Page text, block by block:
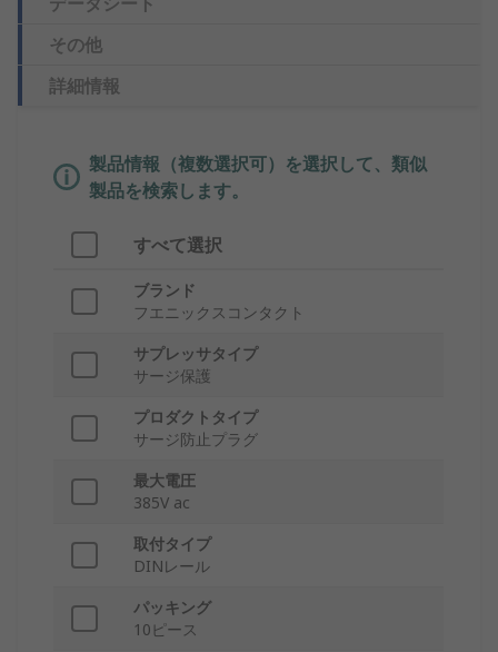
その他
詳細情報
製品情報（複数選択可）を選択して、類似
製品を検索します。
すべて選択
ブランド
フエニックスコンタクト
サプレッサタイプ
サージ保護
プロダクトタイプ
サージ防止プラグ
最大電圧
385V ac
取付タイプ
DINレール
パッキング
10ピース